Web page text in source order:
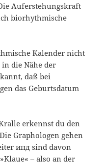
Auferstehungskraft
biorhythmische
Kalender nicht
die Nähe der
daß bei
das Geburtsdatum
erkennst du den
Graphologen gehen
ипд sind davon
– also an der